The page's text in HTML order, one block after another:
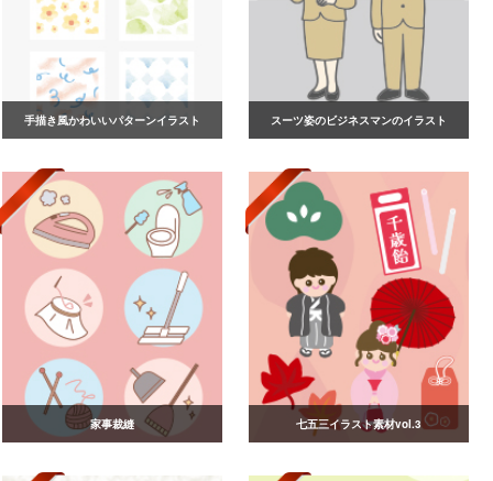
手描き風かわいいパターンイラスト スーツ姿のビジネスマンのイラスト
家事裁縫 七五三イラスト素材vol.3